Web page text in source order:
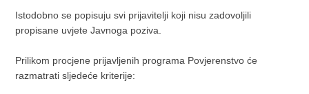
Istodobno se popisuju svi prijavitelji koji nisu zadovoljili
propisane uvjete Javnoga poziva.
Prilikom procjene prijavljenih programa Povjerenstvo će
razmatrati sljedeće kriterije: